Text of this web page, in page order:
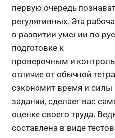
первую очередь
регулятивных. Эта
в развитии умении по
подготовке к
проверочным и
отличие от обычной
сэкономит время и
задании, сделает вас
оценке своего труда.
составлена в виде тестов.